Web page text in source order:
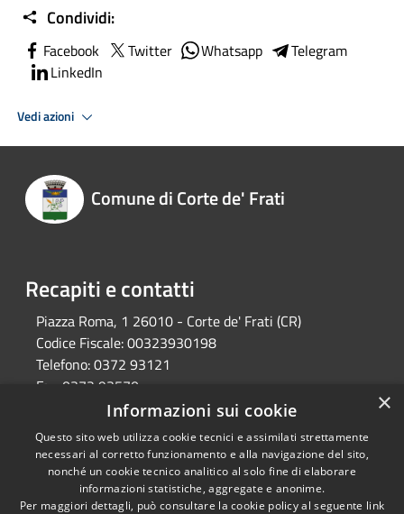
Condividi:
Facebook Twitter Whatsapp
Telegram
LinkedIn
Vedi azioni
Comune di Corte de' Frati
Recapiti e contatti
Piazza Roma, 1 26010 - Corte de' Frati (CR)
Codice Fiscale:00323930198
Telefono:0372 93121
Fax:
0372 93570
info@comune.cortedefrati.cr.it
Pec:
comune.cortedefrati.cr@pec.it
Copyright © 2026 • Comune di
×
Informazioni sui cookie
Questo sito web utilizza cookie tecnici e assimilati strettamente
necessari al corretto funzionamento e alla navigazione del sito,
nonché un cookie tecnico analitico al solo fine di elaborare
informazioni statistiche, aggregate e anonime.
Per maggiori dettagli, può consultare la cookie policy al seguente link